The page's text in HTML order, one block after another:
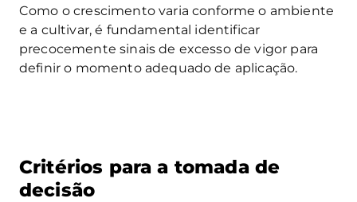
Como o crescimento varia conforme o ambiente
e a cultivar, é fundamental identificar
precocemente sinais de excesso de vigor para
definir o momento adequado de aplicação.
Critérios para a tomada de
decisão